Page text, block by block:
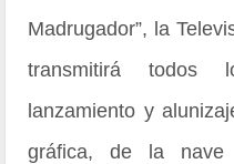
Madrugador”, la
transmitirá todos
lanzamiento y
gráfica, de la nave